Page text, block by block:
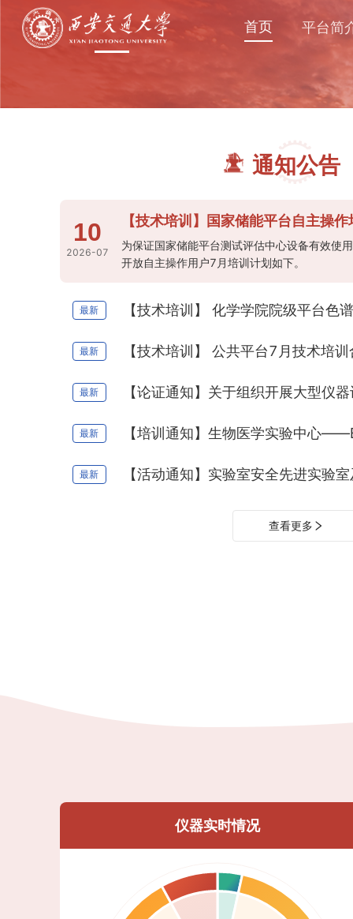
首页 平台简
大型仪器设
通过仪器设备共享，减少仪器设备资源
得到充分合理利用，提高仪器的利用率
通知公告
10
2026-07
【技术培训】国家储能平台自主操
为保证国家储能平台测试评估中心设备有效使
开放自主操作用户7月培训计划如下。
最新
最新 【技术培训】 公共平台7月技术培
最新
最新
最新
查看更多
仪器实时情况